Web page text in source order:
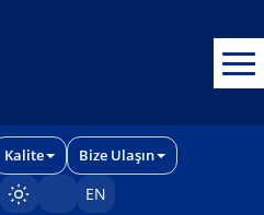
Kalite Bize Ulaşın
Sayfayı karart/aç
EN